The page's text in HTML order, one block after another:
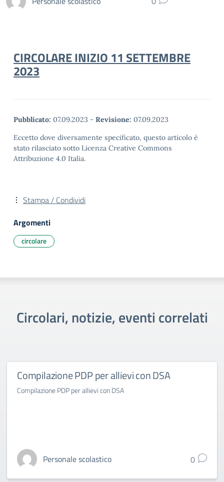
CIRCOLARE INIZIO 11 SETTEMBRE
2023
Pubblicato: 07.09.2023 - Revisione: 07.09.2023
Eccetto dove diversamente specificato, questo articolo è
stato rilasciato sotto Licenza Creative Commons
Attribuzione 4.0 Italia.
Stampa / Condividi
Argomenti
circolare
Circolari, notizie, eventi correlati
Compilazione PDP per allievi con DSA
Compilazione PDP per allievi con DSA
Personale scolastico 0